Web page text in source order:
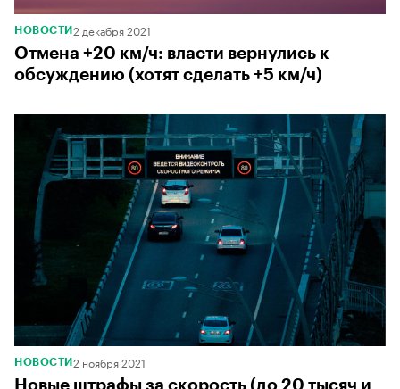
НОВОСТИ 2 декабря 2021
Отмена +20 км/ч: власти вернулись к
обсуждению (хотят сделать +5 км/ч)
НОВОСТИ 2 ноября 2021
Новые штрафы за скорость (до 20 тысяч и